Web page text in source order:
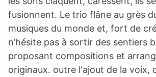
fusionnent. Le trio flâne au grès
musiques du monde et, fort de
n’hésite pas à sortir des sentiers
proposant compositions et
originaux. outre l'ajout de la voix,